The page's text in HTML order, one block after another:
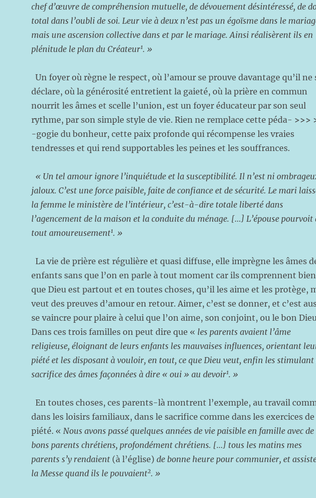
chef d’œuvre de compréhension mutuelle, de dévouement désintéressé, de
total dans l’oubli de soi. Leur vie à deux n’est pas un égoïsme dans le
mais une ascension collective dans et par le mariage. Ainsi réalisèrent ils en
plénitude le plan du Créateur1. »
Un foyer où règne le respect, où l’amour se prouve davantage qu’il ne
déclare, où la générosité entretient la gaieté, où la prière en commun
nourrit les âmes et scelle l’union, est un foyer éducateur par son seul
rythme, par son simple style de vie. Rien ne remplace cette péda- >>>
-gogie du bonheur, cette paix profonde qui récompense les vraies
tendresses et qui rend supportables les peines et les souffrances.
« Un tel amour ignore l’inquiétude et la susceptibilité. Il n’est ni
jaloux. C’est une force paisible, faite de confiance et de sécurité. Le mari
la femme le ministère de l’intérieur, c’est-à-dire totale liberté dans
l’agencement de la maison et la conduite du ménage. […] L’épouse pourvoit
tout amoureusement1. »
La vie de prière est régulière et quasi diffuse, elle imprègne les âmes
enfants sans que l’on en parle à tout moment car ils comprennent bien
que Dieu est partout et en toutes choses, qu’il les aime et les protège,
veut des preuves d’amour en retour. Aimer, c’est se donner, et c’est
se vaincre pour plaire à celui que l’on aime, son conjoint, ou le bon
Dans ces trois familles on peut dire que « les parents avaient l’âme
religieuse, éloignant de leurs enfants les mauvaises influences, orientant
piété et les disposant à vouloir, en tout, ce que Dieu veut, enfin les stimulant
sacrifice des âmes façonnées à dire « oui » au devoir1. »
En toutes choses, ces parents-là montrent l’exemple, au travail
dans les loisirs familiaux, dans le sacrifice comme dans les exercices de
piété. «Nous avons passé quelques années de vie paisible en famille avec de
bons parents chrétiens, profondément chrétiens. […] tous les matins mes
parents s’y rendaient (à l’église) de bonne heure pour communier, et
la Messe quand ils le pouvaient2. »